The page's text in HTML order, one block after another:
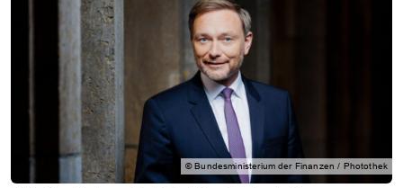
© Bundesministerium der Finanzen / Photothek